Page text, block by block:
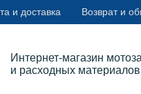
и доставка Возврат и
Интернет-магазин
и расходных материалов